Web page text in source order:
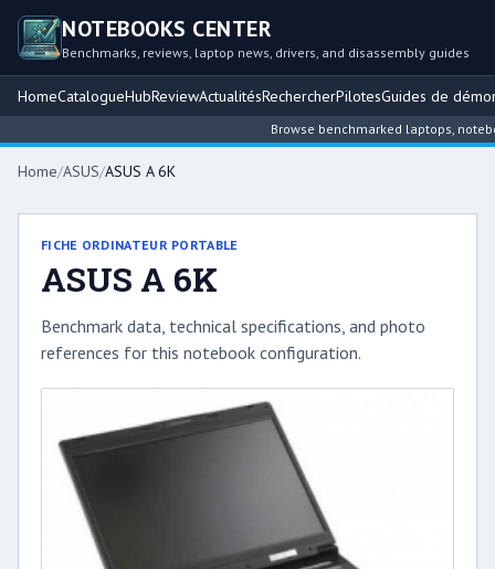
NOTEBOOKS CENTER
Benchmarks, reviews, laptop news, drivers, and disassembly guides
HomeCatalogueHubReviewActualitésRechercherPilotesGuides de
Browse benchmarked laptops,
Home/ASUS/ASUS A 6K
FICHE ORDINATEUR PORTABLE
ASUS A 6K
Benchmark data, technical specifications, and photo
references for this notebook configuration.